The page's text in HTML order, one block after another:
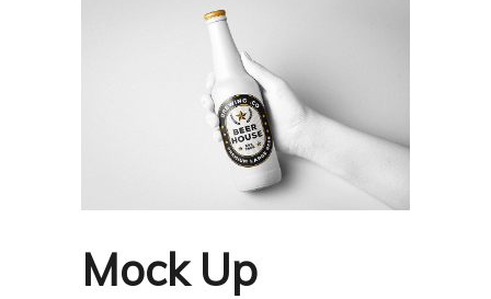
Mock Up